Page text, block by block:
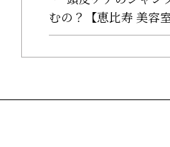
むの？【恵比寿 美容